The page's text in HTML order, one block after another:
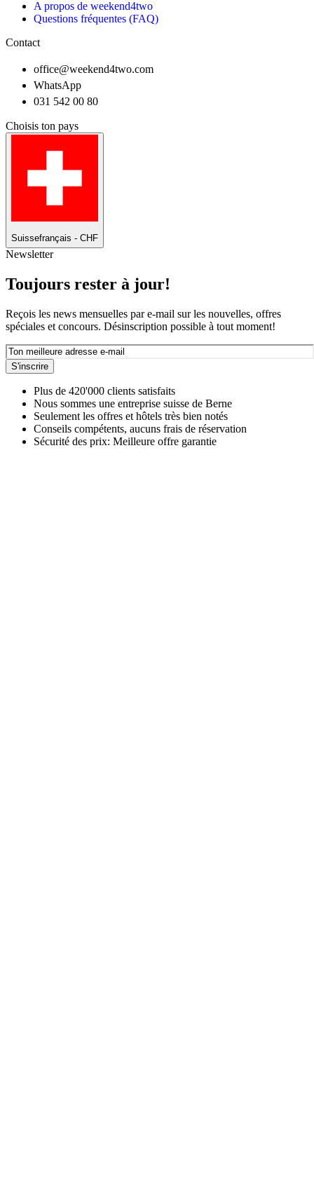
A propos de weekend4two
Questions fréquentes (FAQ)
Contact
office@weekend4two.com
WhatsApp
031 542 00 80
Choisis ton pays
Suissefrançais - CHF
Newsletter
Toujours rester à jour!
Reçois les news mensuelles par e-mail sur les nouvelles, offres
spéciales et concours. Désinscription possible à tout moment!
S'inscrire
Plus de 420'000 clients satisfaits
Nous sommes une entreprise suisse de Berne
Seulement les offres et hôtels très bien notés
Conseils compétents, aucuns frais de réservation
Sécurité des prix: Meilleure offre garantie